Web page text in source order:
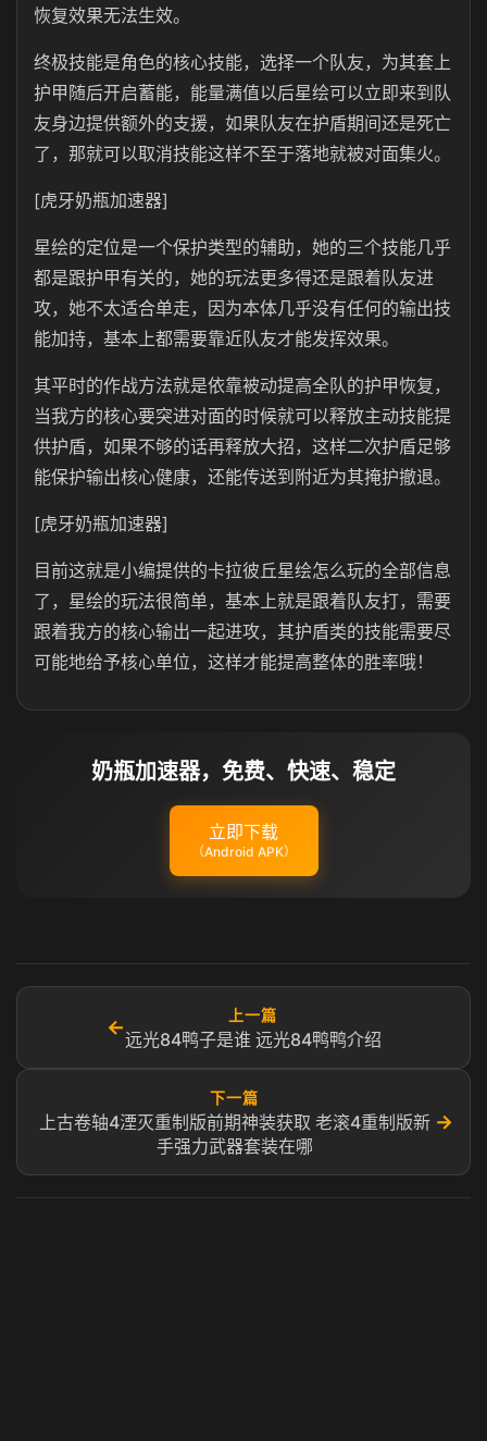
恢复效果无法生效。
终极技能是角色的核心技能，选择一个队友，为其套上
护甲随后开启蓄能，能量满值以后星绘可以立即来到队
友身边提供额外的支援，如果队友在护盾期间还是死亡
了，那就可以取消技能这样不至于落地就被对面集火。
[虎牙奶瓶加速器]
星绘的定位是一个保护类型的辅助，她的三个技能几乎
都是跟护甲有关的，她的玩法更多得还是跟着队友进
攻，她不太适合单走，因为本体几乎没有任何的输出技
能加持，基本上都需要靠近队友才能发挥效果。
其平时的作战方法就是依靠被动提高全队的护甲恢复，
当我方的核心要突进对面的时候就可以释放主动技能提
供护盾，如果不够的话再释放大招，这样二次护盾足够
能保护输出核心健康，还能传送到附近为其掩护撤退。
[虎牙奶瓶加速器]
目前这就是小编提供的卡拉彼丘星绘怎么玩的全部信息
了，星绘的玩法很简单，基本上就是跟着队友打，需要
跟着我方的核心输出一起进攻，其护盾类的技能需要尽
可能地给予核心单位，这样才能提高整体的胜率哦！
奶瓶加速器，免费、快速、稳定
立即下载
（Android APK）
←
上一篇
远光84鸭子是谁 远光84鸭鸭介绍
下一篇
上古卷轴4湮灭重制版前期神装获取 老滚4重制版新
手强力武器套装在哪
→